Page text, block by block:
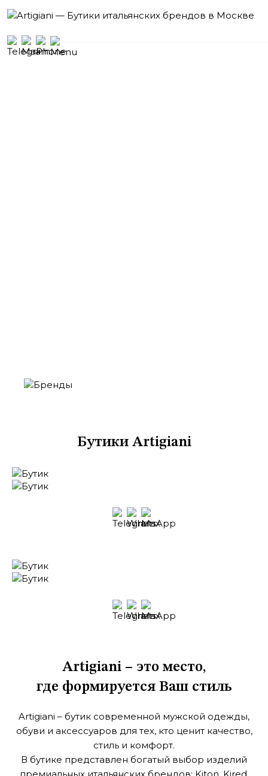
Бутики Artigiani
Artigiani – это место,
где формируется Ваш стиль
Artigiani – бутик современной мужской одежды,
обуви и аксессуаров для тех, кто ценит качество,
стиль и комфорт.
В бутике представлен богатый выбор изделий